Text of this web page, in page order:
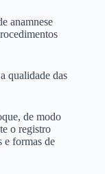
anamnese
qualidade das
de modo
o registro
e formas de